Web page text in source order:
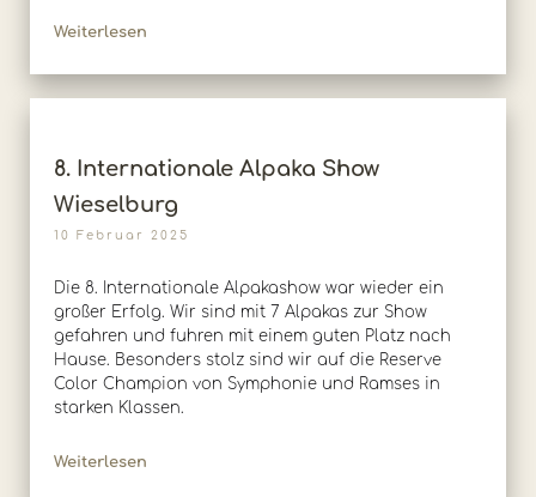
Weiterlesen
8. Internationale Alpaka Show
Wieselburg
10 Februar 2025
Die 8. Internationale Alpakashow war wieder ein
großer Erfolg. Wir sind mit 7 Alpakas zur Show
gefahren und fuhren mit einem guten Platz nach
Hause. Besonders stolz sind wir auf die Reserve
Color Champion von Symphonie und Ramses in
starken Klassen.
Weiterlesen